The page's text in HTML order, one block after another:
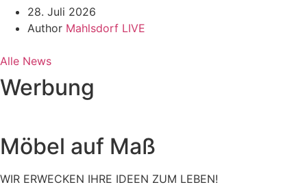
28. Juli 2026
Author Mahlsdorf LIVE
Alle News
Werbung
Möbel auf Maß
WIR ERWECKEN IHRE IDEEN ZUM LEBEN!